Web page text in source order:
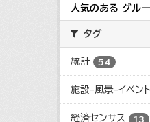
人気のある グル
タグ
統計 54
施設-風景-イベン
経済センサス 13